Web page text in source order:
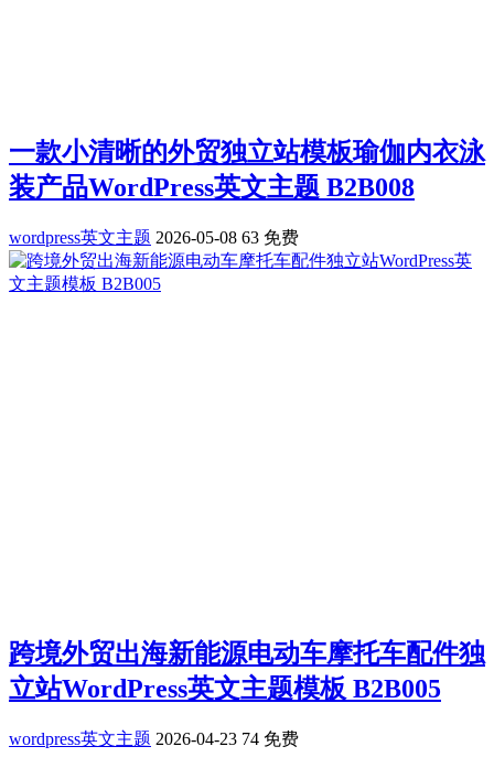
一款小清晰的外贸独立站模板瑜伽内衣泳
装产品WordPress英文主题 B2B008
wordpress英文主题 2026-05-08 63 免费
跨境外贸出海新能源电动车摩托车配件独
立站WordPress英文主题模板 B2B005
wordpress英文主题 2026-04-23 74 免费